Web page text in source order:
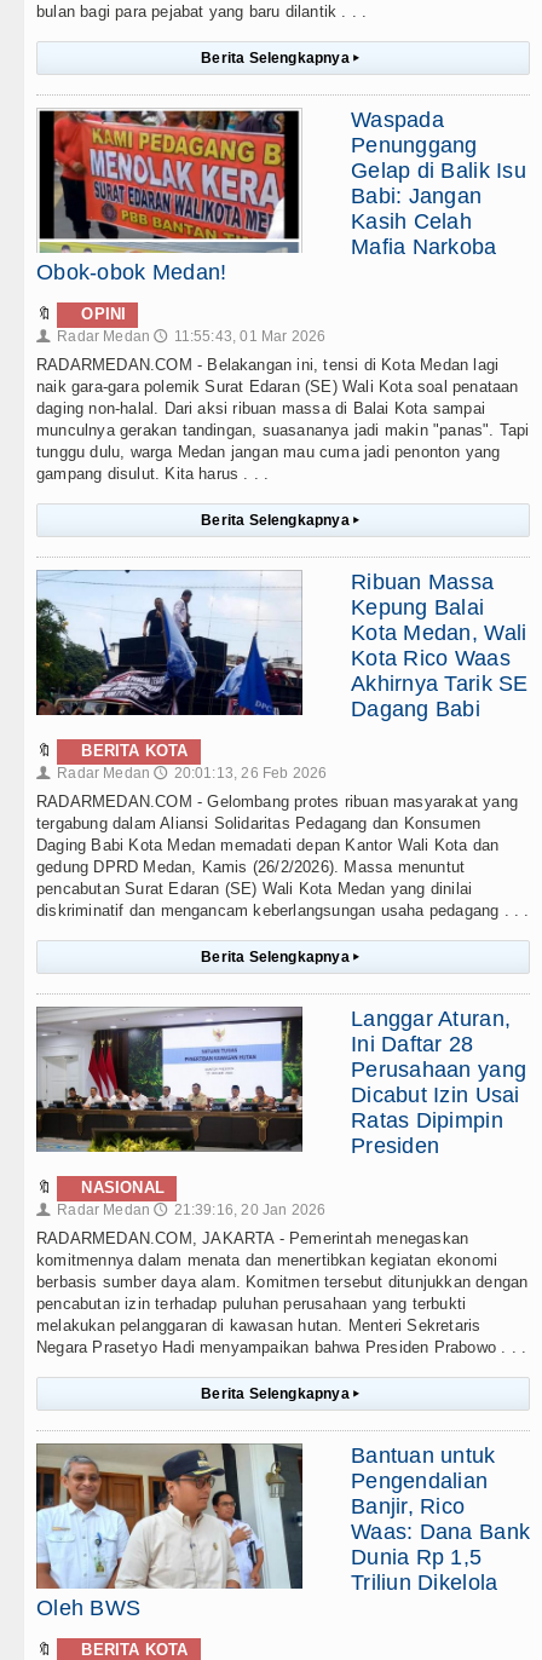
bulan bagi para pejabat yang baru dilantik . . .
Berita Selengkapnya ▸
Waspada
Penunggang
Gelap di Balik Isu
Babi: Jangan
Kasih Celah
Mafia Narkoba
Obok-obok Medan!
🔖 OPINI
👤 Radar Medan 🕔 11:55:43, 01 Mar 2026
RADARMEDAN.COM - Belakangan ini, tensi di Kota Medan lagi
naik gara-gara polemik Surat Edaran (SE) Wali Kota soal penataan
daging non-halal. Dari aksi ribuan massa di Balai Kota sampai
munculnya gerakan tandingan, suasananya jadi makin "panas". Tapi
tunggu dulu, warga Medan jangan mau cuma jadi penonton yang
gampang disulut. Kita harus . . .
Berita Selengkapnya ▸
Ribuan Massa
Kepung Balai
Kota Medan, Wali
Kota Rico Waas
Akhirnya Tarik SE
Dagang Babi
🔖 BERITA KOTA
👤 Radar Medan 🕔 20:01:13, 26 Feb 2026
RADARMEDAN.COM - Gelombang protes ribuan masyarakat yang
tergabung dalam Aliansi Solidaritas Pedagang dan Konsumen
Daging Babi Kota Medan memadati depan Kantor Wali Kota dan
gedung DPRD Medan, Kamis (26/2/2026). Massa menuntut
pencabutan Surat Edaran (SE) Wali Kota Medan yang dinilai
diskriminatif dan mengancam keberlangsungan usaha pedagang . . .
Berita Selengkapnya ▸
Langgar Aturan,
Ini Daftar 28
Perusahaan yang
Dicabut Izin Usai
Ratas Dipimpin
Presiden
🔖 NASIONAL
👤 Radar Medan 🕔 21:39:16, 20 Jan 2026
RADARMEDAN.COM, JAKARTA - Pemerintah menegaskan
komitmennya dalam menata dan menertibkan kegiatan ekonomi
berbasis sumber daya alam. Komitmen tersebut ditunjukkan dengan
pencabutan izin terhadap puluhan perusahaan yang terbukti
melakukan pelanggaran di kawasan hutan. Menteri Sekretaris
Negara Prasetyo Hadi menyampaikan bahwa Presiden Prabowo . . .
Berita Selengkapnya ▸
Bantuan untuk
Pengendalian
Banjir, Rico
Waas: Dana Bank
Dunia Rp 1,5
Triliun Dikelola
Oleh BWS
🔖 BERITA KOTA